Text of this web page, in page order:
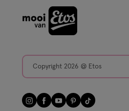
Copyright 2026 @ Etos